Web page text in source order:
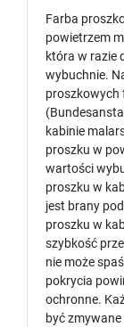
Farba
powietrzem
która w razie
wybuchnie.
proszkowych
kabinie
proszku w
wartości
proszku w
jest brany
proszku w
szybkość
nie może
pokrycia
ochronne.
być zmywane